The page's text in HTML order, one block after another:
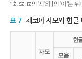
* ż, sz, rz의 '시'와 j의 '이'는
표 7 체코어 자모와 한글
자모
한
모음